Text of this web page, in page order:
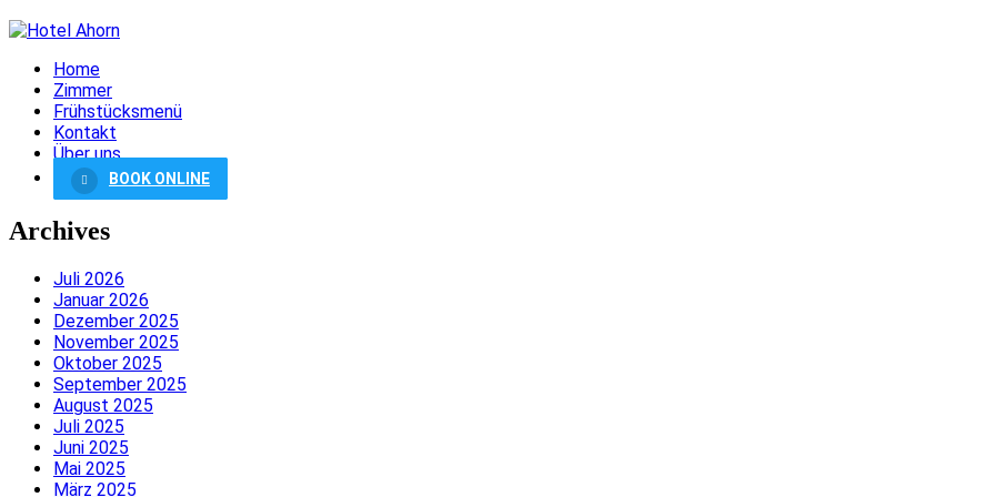
Home
Zimmer
Frühstücksmenü
Kontakt
Über uns
BOOK ONLINE
Archives
Juli 2026
Januar 2026
Dezember 2025
November 2025
Oktober 2025
September 2025
August 2025
Juli 2025
Juni 2025
Mai 2025
März 2025